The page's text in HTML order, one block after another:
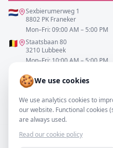
🍪We use cookies
We use analytics cookies to
our website. Functional cookies
are always used.
Read our cookie policy
🇳🇱
Sexbierumerweg 1
8802 PK Franeker
Mon–Fri: 09:00 AM – 5:00 PM
🇧🇪
Staatsbaan 80
3210 Lubbeek
Mon–Fri: 10:00 AM – 5:00 PM
0517-700521
info@resofa.nl